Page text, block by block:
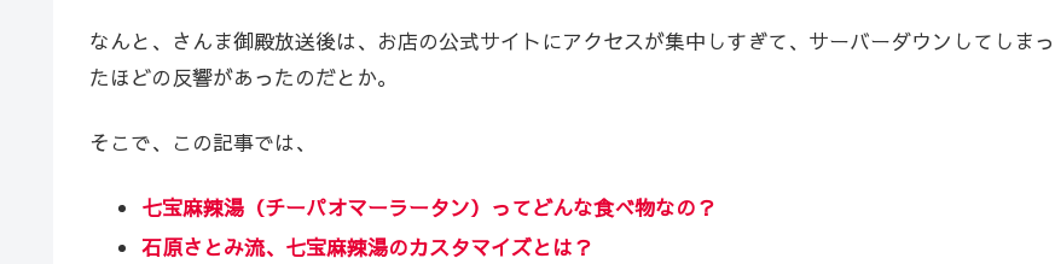
なんと、さんま御殿放送後は、お店の公式サイトにアクセスが集中しすぎて、サーバーダウンしてしまっ
たほどの反響があったのだとか。
そこで、この記事では、
七宝麻辣湯 （チーパオマーラータン） ってどんな食べ物なの？
石原さとみ流、七宝麻辣湯のカスタマイズとは？